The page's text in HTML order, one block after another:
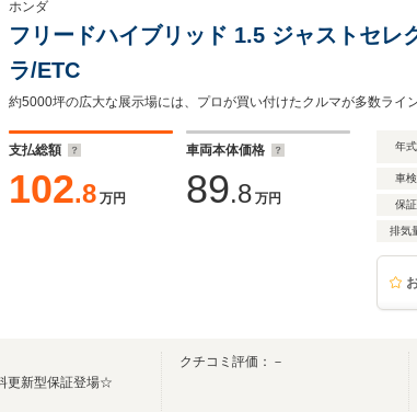
ホンダ
フリードハイブリッド 1.5 ジャストセレ
ラ/ETC
支払総額
102.8 万円
車両本体価格
89.8 万円
年式
車検
保証
排気
更新型保証登場☆
クチコミ評価：－